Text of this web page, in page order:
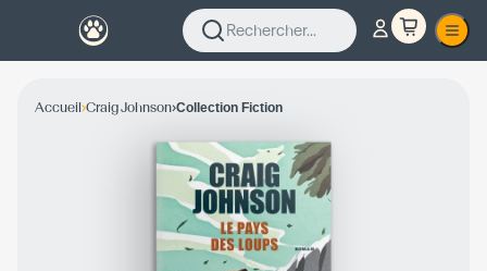
Rechercher...
Accueil›Craig Johnson›Collection Fiction